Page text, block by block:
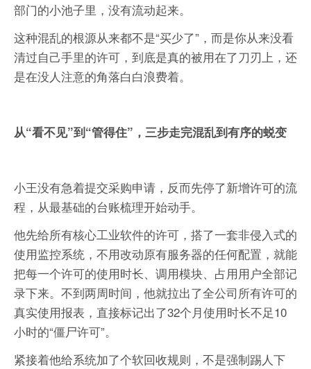
部门的小池子里，没有流动起来。
这种混乱的根源从来都不是“买少了”，而是你从来没看
清过自己手里的许可，到底是真的被用在了刀刃上，还
是在没人注意的角落白白浪费着。
从“看不见”到“管得住”，三步走完混乱到有序的蜕变
小王没有急着提交采购申请，反而先停了新增许可的流
程，从最基础的台账梳理开始动手。
他先给所有核心工业软件的许可，搭了一套非侵入式的
使用监控系统，不用改动原有服务器的任何配置，就能
把每一个许可的使用时长、调用模块、占用用户全部记
录下来。不到两周时间，他就拉出了全公司所有许可的
真实使用报表，直接标记出了32个月使用时长不足10
小时的“僵尸许可”。
紧接着他给系统加了个软回收规则，不是强制踢人下